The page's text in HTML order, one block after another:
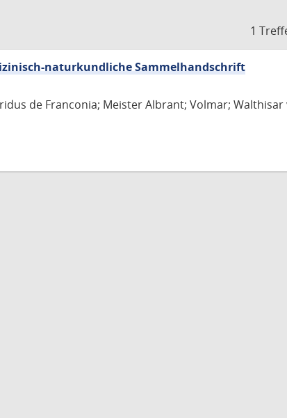
1
naturkundliche Sammelhandschrift
de Franconia; Meister Albrant; Volmar;